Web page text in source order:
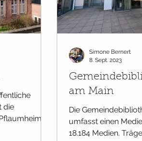
Geburt Ab 6 Monaten Ab 9
Selbstbewusstsein Ab 3
die
am Main
Die
umfasst einen
18.184 Medien.
Simone Bernert
8. Sept. 2023